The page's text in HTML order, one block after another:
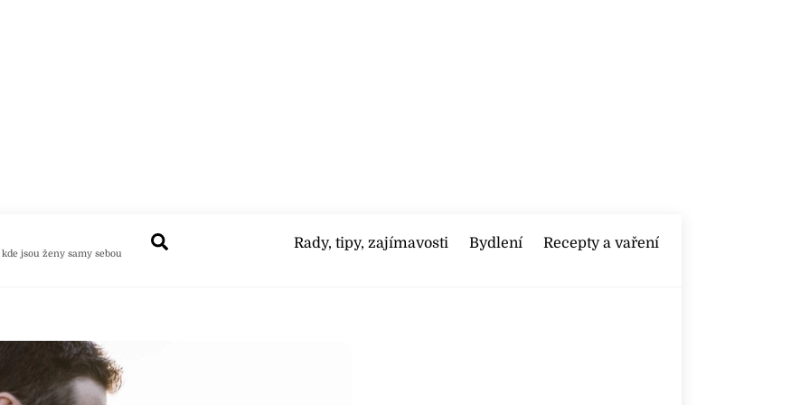
kde jsou ženy samy sebou
Rady, tipy, zajímavosti Bydlení Recepty a vaření